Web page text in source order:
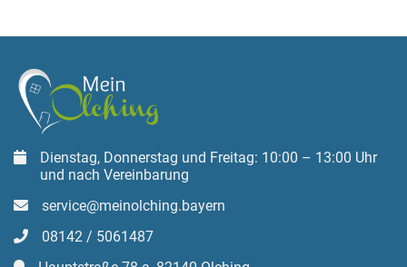
Dienstag, Donnerstag und Freitag: 10:00 – 13:00 Uhr
und nach Vereinbarung
service@meinolching.bayern
08142 / 5061487